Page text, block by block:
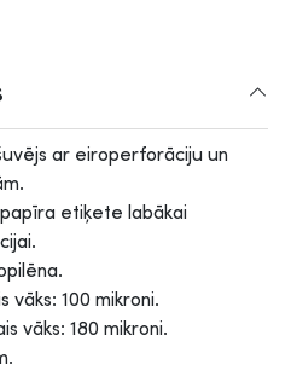
ar eiroperforāciju un
etiķete labākai
vāks: 100 mikroni.
vāks: 180 mikroni.